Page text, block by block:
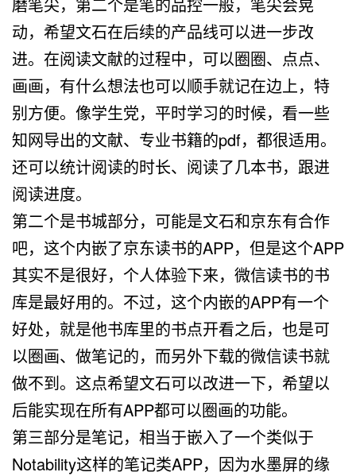
动，希望文石在后续的产品线可以进一步改
进。在阅读文献的过程中，可以圈圈、点点、
画画，有什么想法也可以顺手就记在边上，特
别方便。像学生党，平时学习的时候，看一些
知网导出的文献、专业书籍的pdf，都很适用。
还可以统计阅读的时长、阅读了几本书，跟进
阅读进度。
第二个是书城部分，可能是文石和京东有合作
吧，这个内嵌了京东读书的APP，但是这个APP
其实不是很好，个人体验下来，微信读书的书
库是最好用的。不过，这个内嵌的APP有一个
好处，就是他书库里的书点开看之后，也是可
以圈画、做笔记的，而另外下载的微信读书就
做不到。这点希望文石可以改进一下，希望以
后能实现在所有APP都可以圈画的功能。
第三部分是笔记，相当于嵌入了一个类似于
Notability这样的笔记类APP，因为水墨屏的缘